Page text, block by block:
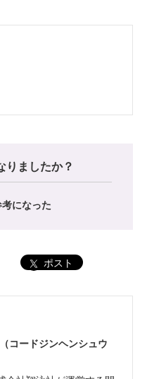
りましたか？
になった
ポスト
コードジンヘンシュウ